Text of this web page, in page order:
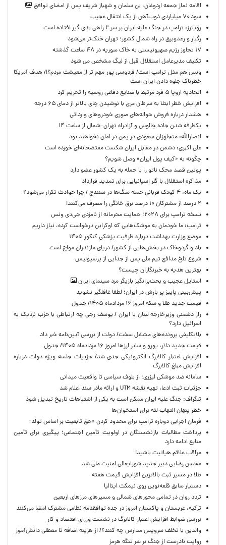
اقامه نماز جمعه اردوغان، بن ‌سلمان و شهباز شریف پس از امضای توافق
سود ۷۰ میلیاردی ذوب‌آهن از یک انتقال عجیب
رویترز: ترامپ در جنگ علیه ایران بر سر ۲ راهی بدی گیر افتاده است
رگبار و رعدوبرق در راه شمال کشور؛ تهران خنک‌تر می‌شود
۱۷ تجاوز رژیم صهیونیستی به خاک سوریه در ۴۸ ساعت گذشته
تکلیف مدیرعامل استقلال قبل از لیگ مشخص می شود
ونس هم مثل ترامپ است/ فردوسی پور مهم تر از معیشت مردم؟!/ هدف آمریکا
خطرناک جلوه دادن ایران است
اتحادیه اروپا ۵ فرد مرتبط با صنایع دفاعی روسیه را تحریم کرد
افزایش خطر ابتلا به سرطان مری با نوشیدن چای بالاتر از دمای ۶۵ درجه
هشدار درباره فروش حواله‌های صوری خودروهای وارداتی
یکطرفه شدن جاده چالوس و آزادراه تهران–شمال از ساعت ۱۴
انصارالله: متجاوزان سعودی در یمن در امان نخواهند بود
علی اکبری: دشمن در مقابل ایران شکست مفتضحانه‌ای خورده است
چگونه به «کیف پول ایران» وصل شویم؟
پوتین قصد محک ناتو را با حمله به یک کشور عضو دارد
مذاکره استقلال با گلر اسپانیایی برای تمدید قرارداد
یک ماه، ۴ کودک قربانی حمله سگ‌ها در سنندج / چرا حوادث تکرار می‌شود؟
۲ درصد از مشترکان ۱۰ درصد برق خانگی را مصرف می‌کنند!
نسخه ترامپ برای ۲۰۲۸؛ حمایت محرمانه از نامزدی جی‌دی ونس
ترامپ: ما خودمان به موشک‌هایی که اوکراین درخواست کرده، نیاز داریم
موضع وزارت بهداشت درباره ظرفیت پزشکی کنکور ۱۴۰۵
باد و گردوخاک در بخش‌هایی از کشور/ دریای مازندران مواج است
شروع تلخ مدافع تیم ملی پس از جدایی از پرسپولیس
بهترین هدیه به خبرنگاران چیست؟
استایل عجیب و بحث‌برانگیز بازیگر مرد سینمای ایران
پیش‌بینی پاییز پر بارش در ایران؛ لطفا غافلگیر نشوید
قیمت جدید طلا و سکه امروز ۱۶ مردادماه ۱۴۰۵/ جدول
راز دشمنی وزیرخارجه لبنان با ایران / یوسف رجی چه ارتباطی با حزب نزدیک به
اسرائیل دارد؟
بلاتکلیفی پرونده‌های مشاغل سخت/ دولت از بررسی آیین‌نامه خبر داد
قیمت جدید دلار، یورو و سایر ارزها امروز ۱۶ مردادماه ۱۴۰۵/ جدول
افزایش اعتبار کالابرگ الکترونیکی جدی شد/ جزییات جلسه ویژه دولت درباره
افزایش مبلغ کالابرگ
سامانه ضد موشکی لیزری؛ از بلوف سیاسی تا واقعیت میدانی
جزئیات ثبت ادعا، تهیه نقشه UTM و ارائه مادر سند اعلام شد
تلگراف: جنگ علیه ایران ممکن است به یکی از اشتباهات تاریخ تبدیل شود
خطر پنهان التهاب لثه برای استخوان‌ها
فرمان اجرایی دوباره ترامپ برای محدود کردن «حق تابعیت بر اساس تولد»
پرداخت مطالبات بازنشستگان در اولویت تأمین اجتماعی؛ پیگیری برای تأمین
منابع ادامه دارد
مراقب علائم هپاتیت باشید!
محسن رضایی دبیر جدید شورایعالی امنیت ملی شد
طلا در مسیر ثبت بالاترین افزایش قیمت هفته
دستیار سابق قلعه‌نویی روی نیمکت ایتالیا
تردد روان در تمامی محورهای شمالی و مسیرهای مرزهای اربعین
ترکیه، عربستان و پاکستان امروز در جده توافقنامه نظامی مشترک امضا می‌کنند
بررسی ضوابط افزایش اعتبار کالابرگ در نشست وزرای اقتصاد و کار
والدین با تخلف سرویس مدارس چه کنند؟/ از هزینه اضافه تا معطلی دانش‌آموز
روایت نادرست از جنگ بر سَر تنگه هرمز